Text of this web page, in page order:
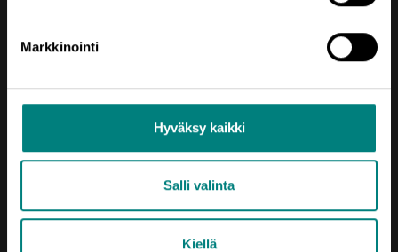
Markkinointi
Hyväksy kaikki
Salli valinta
Kiellä
KEHITTÄMISTEEMAT